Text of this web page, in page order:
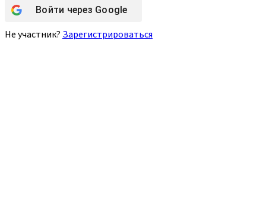
Войти через Google
Не участник?Зарегистрироваться